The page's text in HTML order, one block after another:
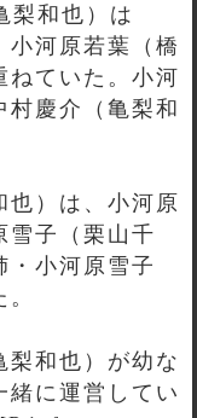
梨和也）は
小河原若葉（橋
ねていた。小河
村慶介（亀梨和
也）は、小河原
雪子（栗山千
・小河原雪子
梨和也）が幼な
緒に運営してい